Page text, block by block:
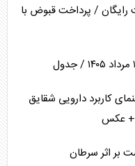
رایگان / پرداخت قبوض با
کاربرد دارویی شقایق
+ عکس
بر اثر سرطان